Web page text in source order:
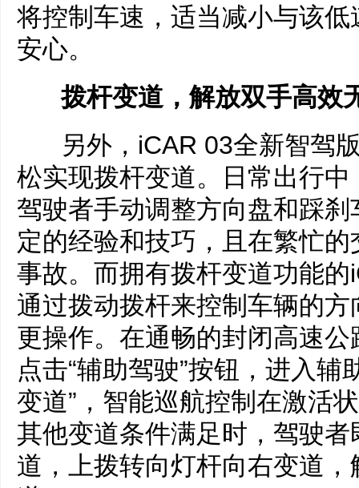
将控制车速，适当减小与该
安心。
拨杆变道 ，解放双手高效
另外，iCAR 03全新智驾
松实现拨杆变道。日常出行
驾驶者手动调整方向盘和踩
定的经验和技巧，且在繁忙
事故。而拥有拨杆变道功能
通过拨动拨杆来控制车辆的
更操作。在通畅的封闭高速
点击“辅助驾驶”按钮，进入
变道”，智能巡航控制在激活
其他变道条件满足时，驾驶
道，上拨转向灯杆向右变道